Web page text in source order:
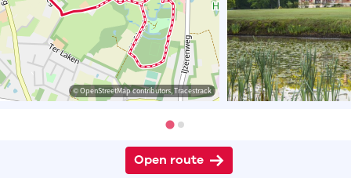
© OpenStreetMap contributors, Tracestrack
Open route